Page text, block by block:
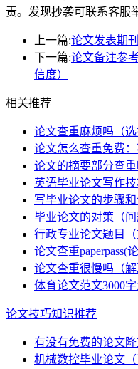
责。发现抄袭可联系客服
上一篇:论文发表期
下一篇:论文备注参
信度）
相关推荐
论文查重麻烦吗（
论文怎么查重免费
论文的摘要部分查
英语毕业论文写作技
写毕业论文的步骤
毕业论文的对策（问
行政专业论文题目
论文查重paperpass(
论文查重很慢吗（解
体育论文范文3000字
论文技巧知识推荐
有没有免费的论文降
机械数控毕业论文（